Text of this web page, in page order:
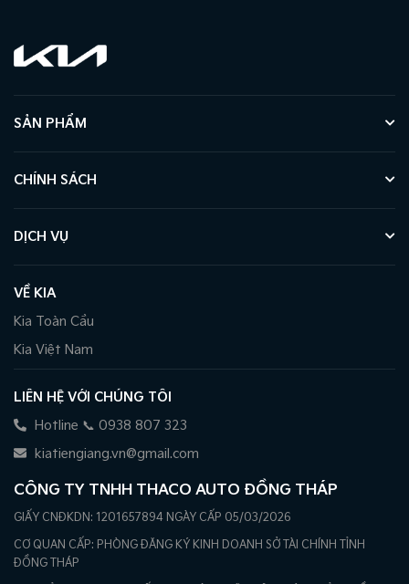
SẢN PHẨM
CHÍNH SÁCH
DỊCH VỤ
VỀ KIA
Kia Toàn Cầu
Kia Việt Nam
LIÊN HỆ VỚI CHÚNG TÔI
Hotline 📞 0938 807 323
kiatiengiang.vn@gmail.com
CÔNG TY TNHH THACO AUTO ĐỒNG THÁP
GIẤY CNĐKDN: 1201657894 NGÀY CẤP 05/03/2026
CƠ QUAN CẤP: PHÒNG ĐĂNG KÝ KINH DOANH SỞ TÀI CHÍNH TỈNH
ĐỒNG THÁP